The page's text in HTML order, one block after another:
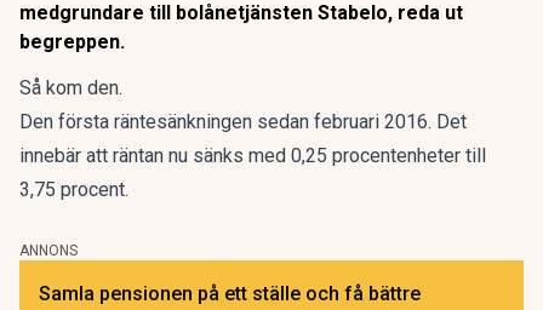
medgrundare till bolånetjänsten Stabelo, reda ut
begreppen.
Så kom den.
Den första räntesänkningen sedan februari 2016. Det
innebär att räntan nu sänks med 0,25 procentenheter till
3,75 procent.
ANNONS
Samla pensionen på ett ställe och få bättre